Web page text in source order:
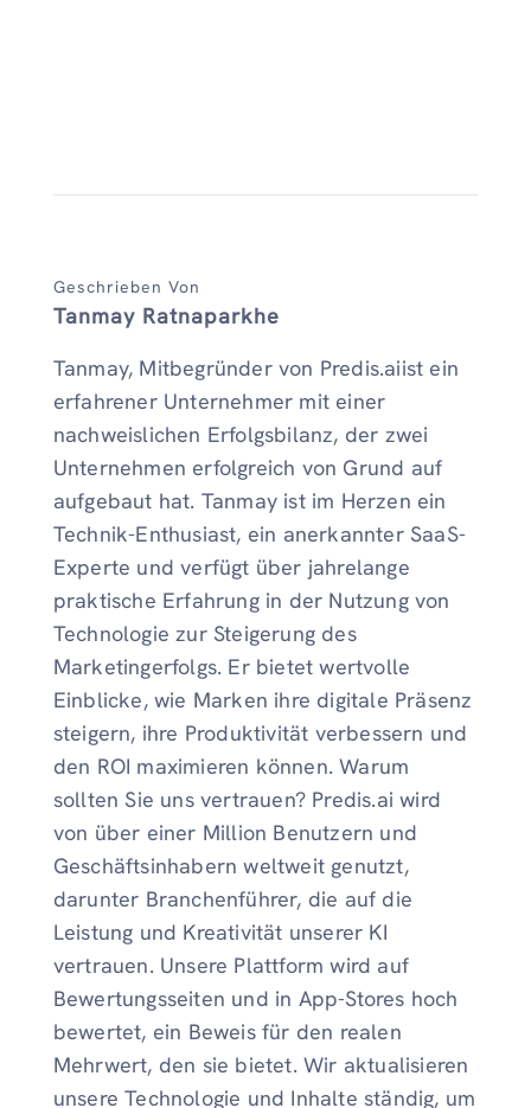
Geschrieben Von
Tanmay Ratnaparkhe
Tanmay, Mitbegründer von Predis.aiist ein
erfahrener Unternehmer mit einer
nachweislichen Erfolgsbilanz, der zwei
Unternehmen erfolgreich von Grund auf
aufgebaut hat. Tanmay ist im Herzen ein
Technik-Enthusiast, ein anerkannter SaaS-
Experte und verfügt über jahrelange
praktische Erfahrung in der Nutzung von
Technologie zur Steigerung des
Marketingerfolgs. Er bietet wertvolle
Einblicke, wie Marken ihre digitale Präsenz
steigern, ihre Produktivität verbessern und
den ROI maximieren können. Warum
sollten Sie uns vertrauen? Predis.ai wird
von über einer Million Benutzern und
Geschäftsinhabern weltweit genutzt,
darunter Branchenführer, die auf die
Leistung und Kreativität unserer KI
vertrauen. Unsere Plattform wird auf
Bewertungsseiten und in App-Stores hoch
bewertet, ein Beweis für den realen
Mehrwert, den sie bietet. Wir aktualisieren
unsere Technologie und Inhalte ständig, um